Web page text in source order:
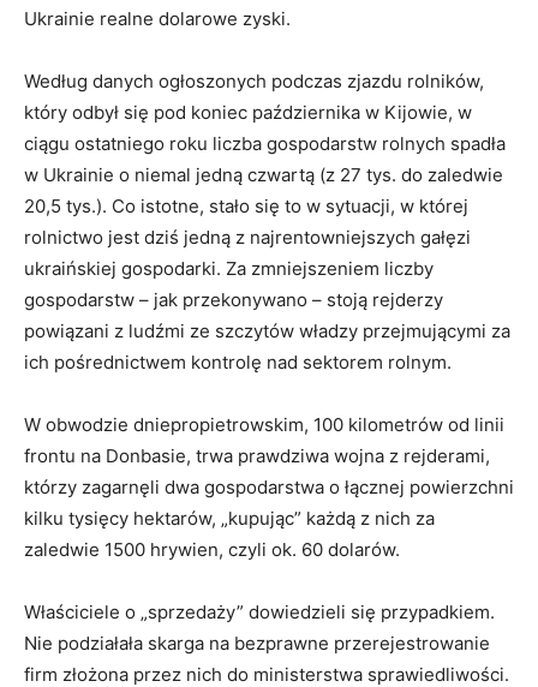
Ukrainie realne dolarowe zyski.
Według danych ogłoszonych podczas zjazdu rolników,
który odbył się pod koniec października w Kijowie, w
ciągu ostatniego roku liczba gospodarstw rolnych spadła
w Ukrainie o niemal jedną czwartą (z 27 tys. do zaledwie
20,5 tys.). Co istotne, stało się to w sytuacji, w której
rolnictwo jest dziś jedną z najrentowniejszych gałęzi
ukraińskiej gospodarki. Za zmniejszeniem liczby
gospodarstw – jak przekonywano – stoją rejderzy
powiązani z ludźmi ze szczytów władzy przejmującymi za
ich pośrednictwem kontrolę nad sektorem rolnym.
W obwodzie dniepropietrowskim, 100 kilometrów od linii
frontu na Donbasie, trwa prawdziwa wojna z rejderami,
którzy zagarnęli dwa gospodarstwa o łącznej powierzchni
kilku tysięcy hektarów, „kupując” każdą z nich za
zaledwie 1500 hrywien, czyli ok. 60 dolarów.
Właściciele o „sprzedaży” dowiedzieli się przypadkiem.
Nie podziałała skarga na bezprawne przerejestrowanie
firm złożona przez nich do ministerstwa sprawiedliwości.